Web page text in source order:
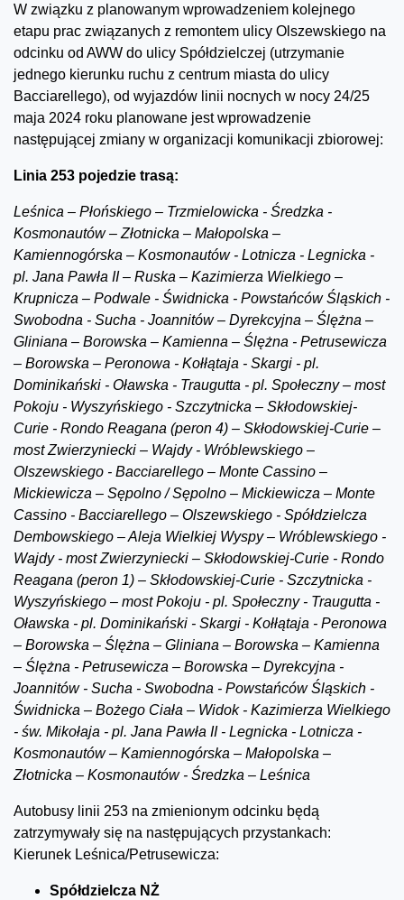
W związku z planowanym wprowadzeniem kolejnego
etapu prac związanych z remontem ulicy Olszewskiego na
odcinku od AWW do ulicy Spółdzielczej (utrzymanie
jednego kierunku ruchu z centrum miasta do ulicy
Bacciarellego), od wyjazdów linii nocnych w nocy 24/25
maja 2024 roku planowane jest wprowadzenie
następującej zmiany w organizacji komunikacji zbiorowej:
Linia 253 pojedzie trasą:
Leśnica – Płońskiego – Trzmielowicka - Średzka -
Kosmonautów – Złotnicka – Małopolska –
Kamiennogórska – Kosmonautów - Lotnicza - Legnicka -
pl. Jana Pawła II – Ruska – Kazimierza Wielkiego –
Krupnicza – Podwale - Świdnicka - Powstańców Śląskich -
Swobodna - Sucha - Joannitów – Dyrekcyjna – Ślężna –
Gliniana – Borowska – Kamienna – Ślężna - Petrusewicza
– Borowska – Peronowa - Kołłątaja - Skargi - pl.
Dominikański - Oławska - Traugutta - pl. Społeczny – most
Pokoju - Wyszyńskiego - Szczytnicka – Skłodowskiej-
Curie - Rondo Reagana (peron 4) – Skłodowskiej-Curie –
most Zwierzyniecki – Wajdy - Wróblewskiego –
Olszewskiego - Bacciarellego – Monte Cassino –
Mickiewicza – Sępolno / Sępolno – Mickiewicza – Monte
Cassino - Bacciarellego – Olszewskiego - Spółdzielcza
Dembowskiego – Aleja Wielkiej Wyspy – Wróblewskiego -
Wajdy - most Zwierzyniecki – Skłodowskiej-Curie - Rondo
Reagana (peron 1) – Skłodowskiej-Curie - Szczytnicka -
Wyszyńskiego – most Pokoju - pl. Społeczny - Traugutta -
Oławska - pl. Dominikański - Skargi - Kołłątaja - Peronowa
– Borowska – Ślężna – Gliniana – Borowska – Kamienna
– Ślężna - Petrusewicza – Borowska – Dyrekcyjna -
Joannitów - Sucha - Swobodna - Powstańców Śląskich -
Świdnicka – Bożego Ciała – Widok - Kazimierza Wielkiego
- św. Mikołaja - pl. Jana Pawła II - Legnicka - Lotnicza -
Kosmonautów – Kamiennogórska – Małopolska –
Złotnicka – Kosmonautów - Średzka – Leśnica
Autobusy linii 253 na zmienionym odcinku będą
zatrzymywały się na następujących przystankach:
Kierunek Leśnica/Petrusewicza:
Spółdzielcza NŻ